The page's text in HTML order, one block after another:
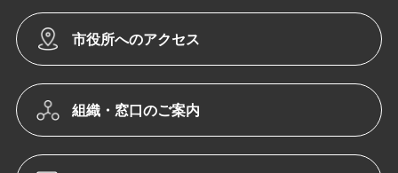
市役所へのアクセス
組織・窓口のご案内